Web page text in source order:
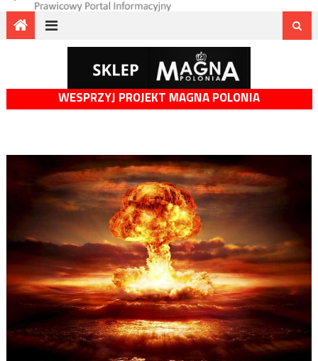
WESPRZYJ PROJEKT MAGNA POLONIA